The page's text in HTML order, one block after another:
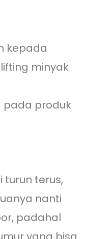
kepada
minyak
pada produk
turun terus,
nanti
padahal